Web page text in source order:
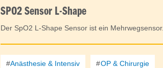
SPO2 Sensor L-Shape
Der SpO2 L-Shape Sensor ist ein Mehrwegsensor.
Anästhesie & Intensiv OP & Chirurgie